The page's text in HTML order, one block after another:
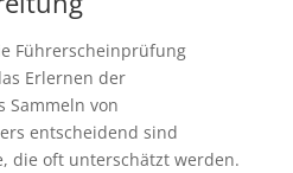
Führerscheinprüfung
Erlernen der
Sammeln von
entscheidend sind
die oft unterschätzt werden.